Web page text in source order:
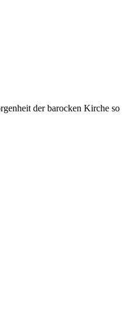
der barocken Kirche so